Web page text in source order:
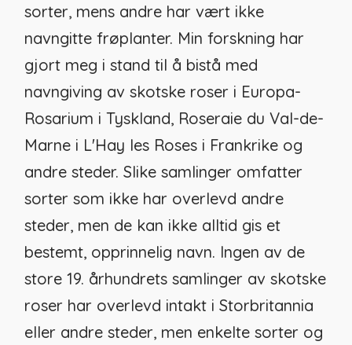
sorter, mens andre har vært ikke
navngitte frøplanter. Min forskning har
gjort meg i stand til å bistå med
navngiving av skotske roser i Europa-
Rosarium i Tyskland, Roseraie du Val-de-
Marne i L'Hay les Roses i Frankrike og
andre steder. Slike samlinger omfatter
sorter som ikke har overlevd andre
steder, men de kan ikke alltid gis et
bestemt, opprinnelig navn. Ingen av de
store 19. århundrets samlinger av skotske
roser har overlevd intakt i Storbritannia
eller andre steder, men enkelte sorter og